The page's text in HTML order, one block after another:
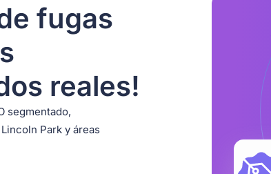
fugas
reales!
segmentado,
Park y áreas